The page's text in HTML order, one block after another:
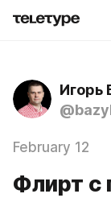
Игорь
February 12
Флирт с